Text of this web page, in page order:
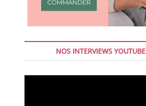
NOS INTERVIEWS YOUTUBE